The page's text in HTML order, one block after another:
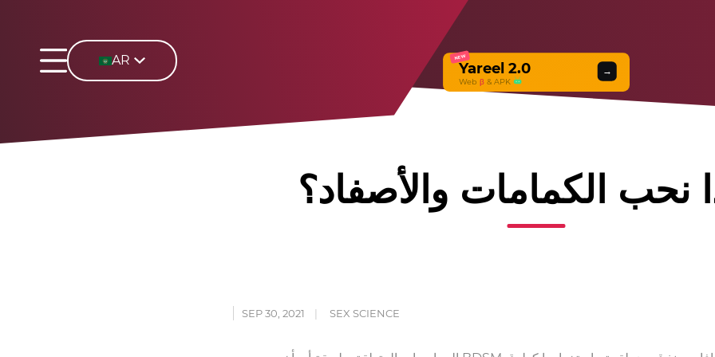
NEW
Yareel 2.0
Webβ & APK
→
AR
نحب الكمامات والأصفاد؟
SEP 30, 2021 SEX SCIENCE